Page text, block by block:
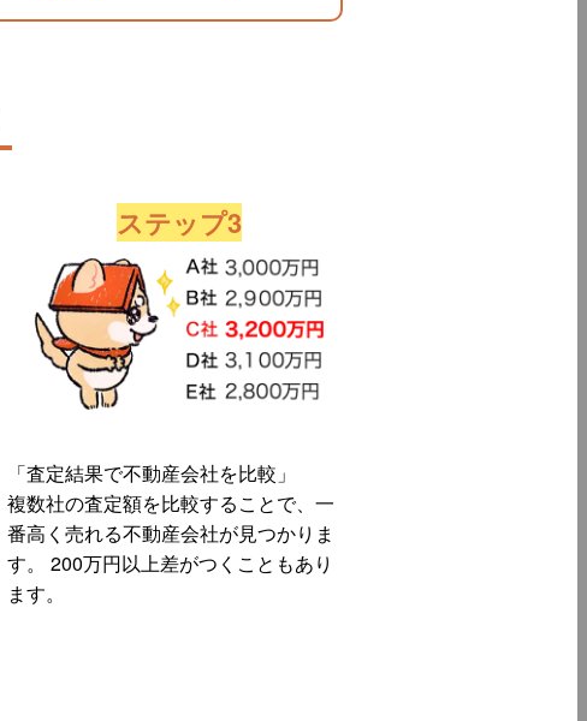
ステップ3
「査定結果で不動産会社を比較」
複数社の査定額を比較することで、一
番高く売れる不動産会社が見つかりま
す。 200万円以上差がつくこともあり
ます。